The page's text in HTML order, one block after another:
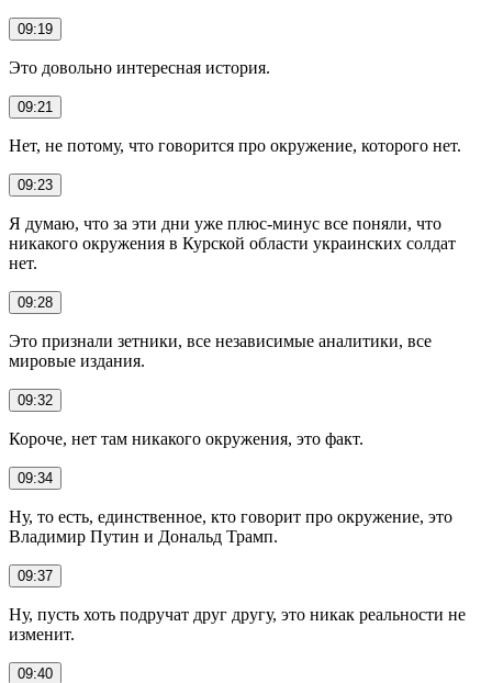
09:19
Это довольно интересная история.
09:21
Нет, не потому, что говорится про окружение, которого нет.
09:23
Я думаю, что за эти дни уже плюс-минус все поняли, что
никакого окружения в Курской области украинских солдат
нет.
09:28
Это признали зетники, все независимые аналитики, все
мировые издания.
09:32
Короче, нет там никакого окружения, это факт.
09:34
Ну, то есть, единственное, кто говорит про окружение, это
Владимир Путин и Дональд Трамп.
09:37
Ну, пусть хоть подручат друг другу, это никак реальности не
изменит.
09:40